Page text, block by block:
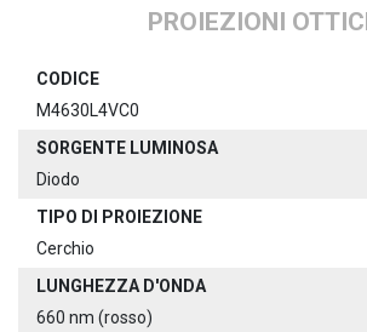
PROIEZIONI
CODICE
M4630L4VC0
SORGENTE LUMINOSA
Diodo
TIPO DI PROIEZIONE
Cerchio
LUNGHEZZA D'ONDA
660 nm (rosso)